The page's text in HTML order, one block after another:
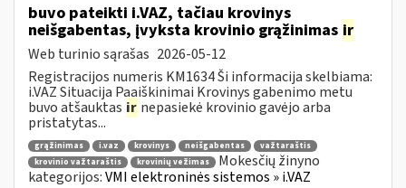
buvo pateikti i.VAZ, tačiau krovinys
neišgabentas, įvyksta krovinio grąžinimas ir
Web turinio sąrašas 2026-05-12
Registracijos numeris KM1634 Ši informacija skelbiama:
i.VAZ Situacija Paaiškinimai Krovinys gabenimo metu
buvo atšauktas ir nepasiekė krovinio gavėjo arba
pristatytas...
grąžinimas i.vaz krovinys neišgabentas
važtaraštis
krovinio važtaraštis
krovinių vežimas
Mokesčių žinyno
kategorijos:VMI elektroninės sistemos » i.VAZ